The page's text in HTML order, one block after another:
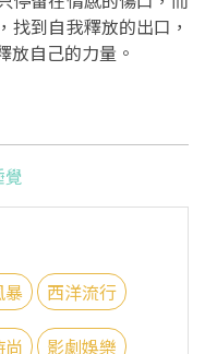
找到自我釋放的出口，
放自己的力量。
暴 西洋流行
尚 影劇娛樂